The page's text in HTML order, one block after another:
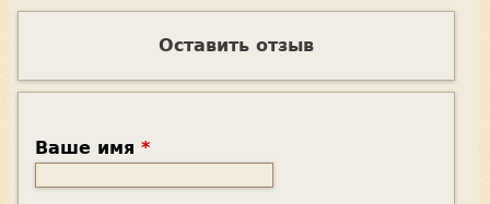
Оставить отзыв
Ваше имя *